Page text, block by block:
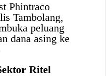
Phintraco
Tambolang,
peluang
dana asing ke
Ritel